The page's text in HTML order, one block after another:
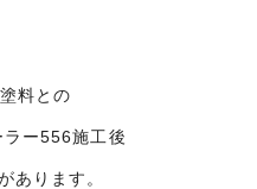
料との
ー556施工後
あります。